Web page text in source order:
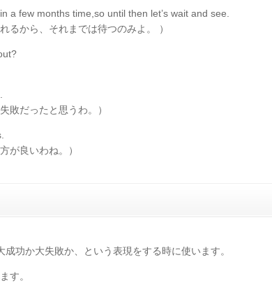
a few months time,so until then let’s wait and see.
るから、それまでは待つのみよ。 ）
敗だったと思うわ。）
が良いわね。）
功か大失敗か、という表現をする時に使います。
す。